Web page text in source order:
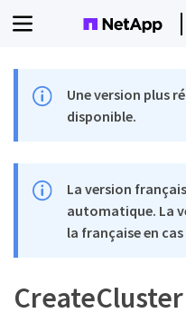
Une version plus
disponible.
La version
automatique. La
la française en
CreateCluster